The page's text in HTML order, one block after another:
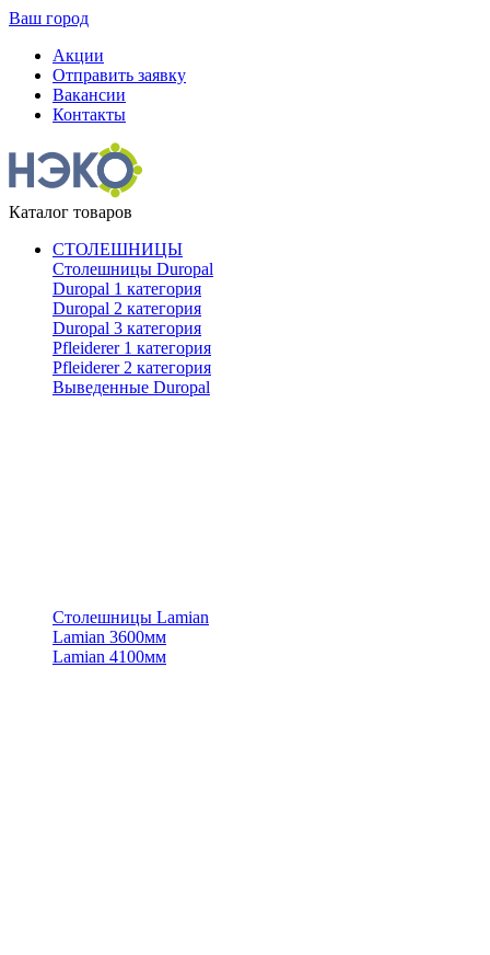
Ваш город
Акции
Отправить заявку
Вакансии
Контакты
Каталог товаров
СТОЛЕШНИЦЫ
Столешницы Duropal
Duropal 1 категория
Duropal 2 категория
Duropal 3 категория
Pfleiderer 1 категория
Pfleiderer 2 категория
Выведенные Duropal
Столешницы Lamian
Lamian 3600мм
Lamian 4100мм